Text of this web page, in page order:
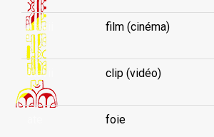
atavii film (cinéma)
atavii clip (vidéo)
foie